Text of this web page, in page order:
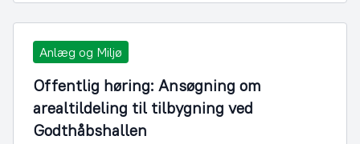
Anlæg og Miljø
Offentlig høring: Ansøgning om
arealtildeling til tilbygning ved
Godthåbshallen